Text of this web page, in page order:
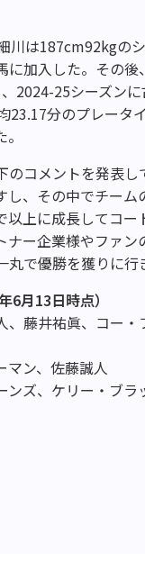
川は187cm92kgの
に加入した。その
2024-25シーズン
23.17分のプレータ
のコメントを発表
、その中でチーム
以上に成長してコ
ナー企業様やファ
丸で優勝を獲りに行
月13日時点）
、藤井祐眞、コー
マン、佐藤誠人
ンズ、ケリー・ブ